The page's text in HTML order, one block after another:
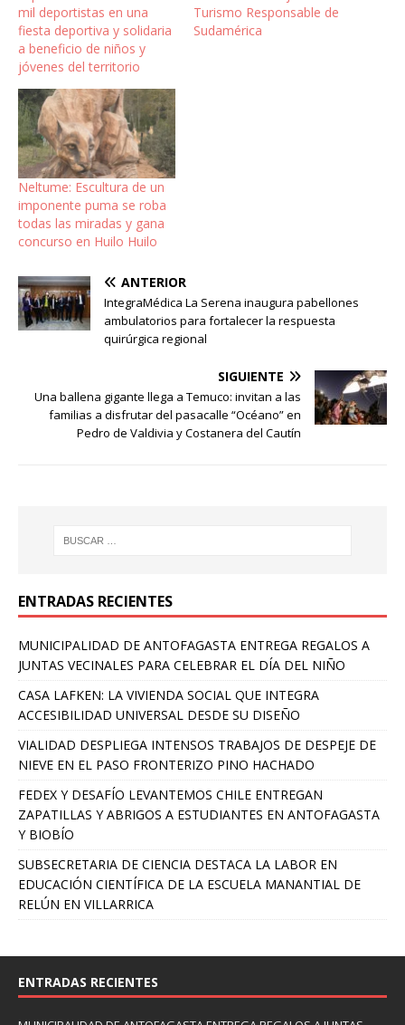
mil deportistas en una
fiesta deportiva y solidaria
a beneficio de niños y
jóvenes del territorio
Turismo Responsable de
Sudamérica
Neltume: Escultura de un
imponente puma se roba
todas las miradas y gana
concurso en Huilo Huilo
ANTERIOR
IntegraMédica La Serena inaugura pabellones
ambulatorios para fortalecer la respuesta
quirúrgica regional
SIGUIENTE
Una ballena gigante llega a Temuco: invitan a las
familias a disfrutar del pasacalle “Océano” en
Pedro de Valdivia y Costanera del Cautín
ENTRADAS RECIENTES
MUNICIPALIDAD DE ANTOFAGASTA ENTREGA REGALOS A
JUNTAS VECINALES PARA CELEBRAR EL DÍA DEL NIÑO
CASA LAFKEN: LA VIVIENDA SOCIAL QUE INTEGRA
ACCESIBILIDAD UNIVERSAL DESDE SU DISEÑO
VIALIDAD DESPLIEGA INTENSOS TRABAJOS DE DESPEJE DE
NIEVE EN EL PASO FRONTERIZO PINO HACHADO
FEDEX Y DESAFÍO LEVANTEMOS CHILE ENTREGAN
ZAPATILLAS Y ABRIGOS A ESTUDIANTES EN ANTOFAGASTA
Y BIOBÍO
SUBSECRETARIA DE CIENCIA DESTACA LA LABOR EN
EDUCACIÓN CIENTÍFICA DE LA ESCUELA MANANTIAL DE
RELÚN EN VILLARRICA
ENTRADAS RECIENTES